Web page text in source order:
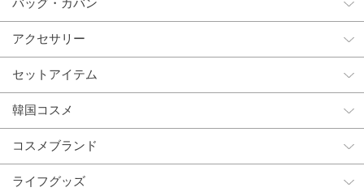
バッグ・カバン
アクセサリー
セットアイテム
韓国コスメ
コスメブランド
ライフグッズ